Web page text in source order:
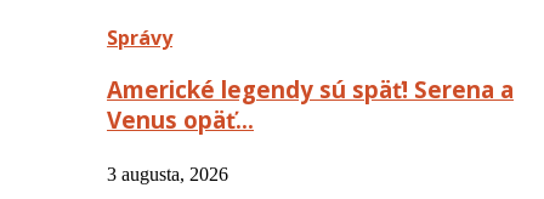
Správy
Americké legendy sú späť! Serena a
Venus opäť…
3 augusta, 2026